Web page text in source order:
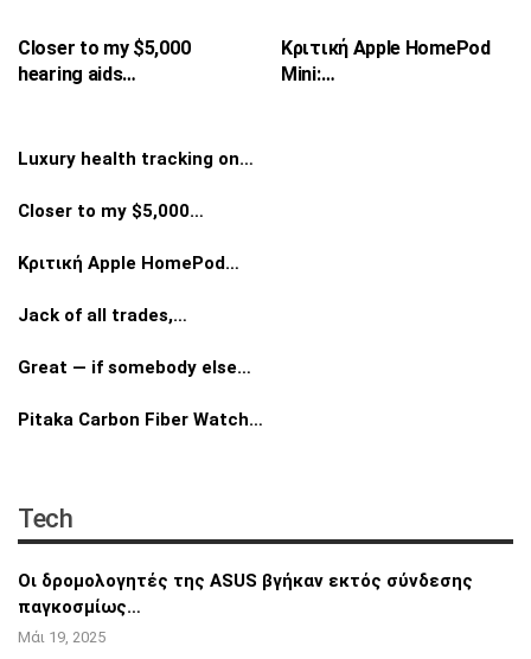
Closer to my $5,000
hearing aids…
Κριτική Apple HomePod
Mini:…
Luxury health tracking on…
Closer to my $5,000…
Κριτική Apple HomePod…
Jack of all trades,…
Great — if somebody else…
Pitaka Carbon Fiber Watch…
Tech
Οι δρομολογητές της ASUS βγήκαν εκτός σύνδεσης
παγκοσμίως…
Μάι 19, 2025